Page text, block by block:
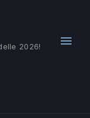
2026!